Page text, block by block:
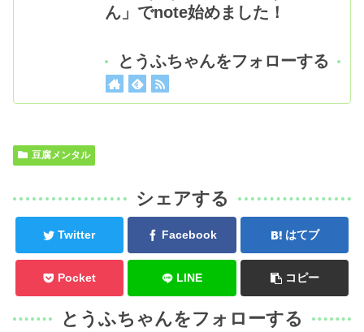
ん」でnote始めました！
とうふちゃんをフォローする
豆腐メンタル
シェアする
Twitter Facebook はてブ
Pocket LINE コピー
とうふちゃんをフォローする